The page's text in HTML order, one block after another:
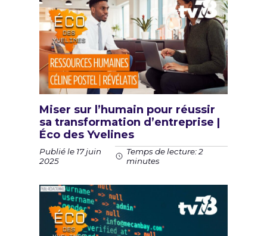
Miser sur l’humain pour réussir
sa transformation d’entreprise |
Éco des Yvelines
Publié le 17 juin
2025
Temps de lecture: 2
minutes